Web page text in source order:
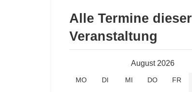
Alle Termine dieser
Veranstaltung
August 2026
MO DI MI DO FR